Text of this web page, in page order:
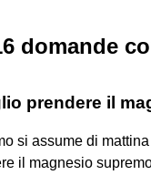
domande
prendere il
si assume di
il magnesio